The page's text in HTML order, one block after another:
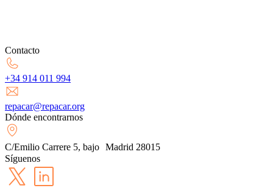
Contacto
+34 914 011 994
repacar@repacar.org
Dónde encontrarnos
C/Emilio Carrere 5, bajo Madrid 28015
Síguenos